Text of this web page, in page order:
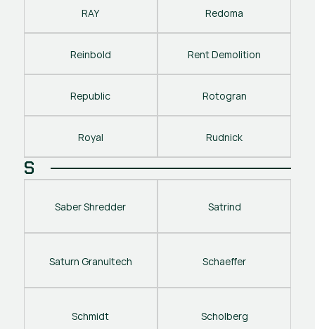
RAY Redoma
Reinbold Rent Demolition
Republic Rotogran
Royal Rudnick
S
Saber Shredder Satrind
Saturn Granultech Schaeffer
Schmidt Scholberg